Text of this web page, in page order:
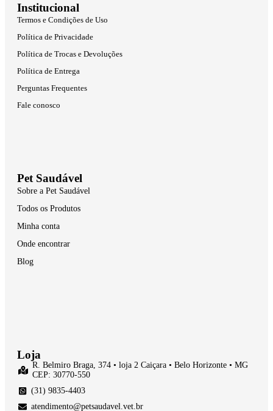
Institucional
Termos e Condições de Uso
Política de Privacidade
Política de Trocas e Devoluções
Política de Entrega
Perguntas Frequentes
Fale conosco
Pet Saudável
Sobre a Pet Saudável
Todos os Produtos
Minha conta
Onde encontrar
Blog
Loja
R. Belmiro Braga, 374 • loja 2 Caiçara • Belo Horizonte • MG
CEP: 30770-550
(31) 9835-4403
atendimento@petsaudavel.vet.br